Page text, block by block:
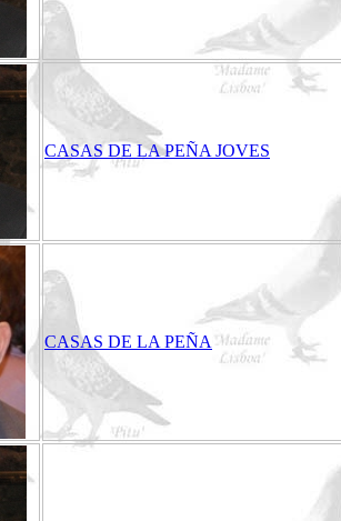
CASAS DE LA PEÑA JOVES
CASAS DE LA PEÑA